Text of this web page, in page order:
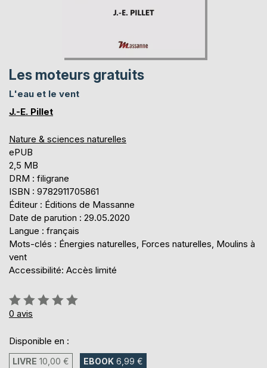
Les moteurs gratuits
L'eau et le vent
J.-E. Pillet
Nature & sciences naturelles
ePUB
2,5 MB
DRM : filigrane
ISBN : 9782911705861
Éditeur : Éditions de Massanne
Date de parution : 29.05.2020
Langue : français
Mots-clés : Énergies naturelles, Forces naturelles, Moulins à
vent
Accessibilité: Accès limité
Évaluation:
0%
0 avis
Disponible en :
LIVRE 10,00 € EBOOK 6,99 €